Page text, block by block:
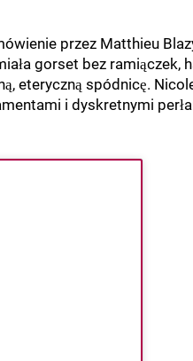
przez Matthieu
gorset bez ramiączek,
eteryczną spódnicę.
i dyskretnymi